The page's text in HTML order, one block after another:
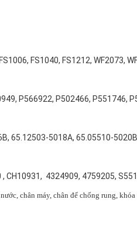
FS1040, FS1212, WF2073,
P566922, P502466, P551746,
65.12503-5018A, 65.05510-
, CH10931, 4324909, 4759205,
chân máy, chân đế chống rung,